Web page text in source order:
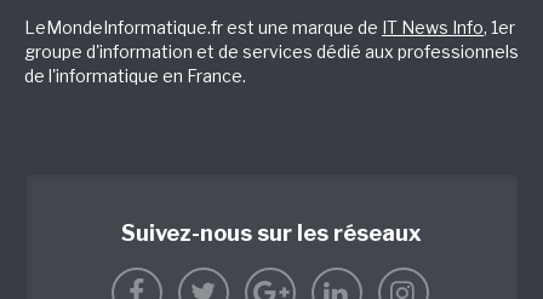
LeMondeInformatique.fr est une marque de IT News Info, 1er
groupe d'information et de services dédié aux professionnels
de l'informatique en France.
Suivez-nous sur les réseaux